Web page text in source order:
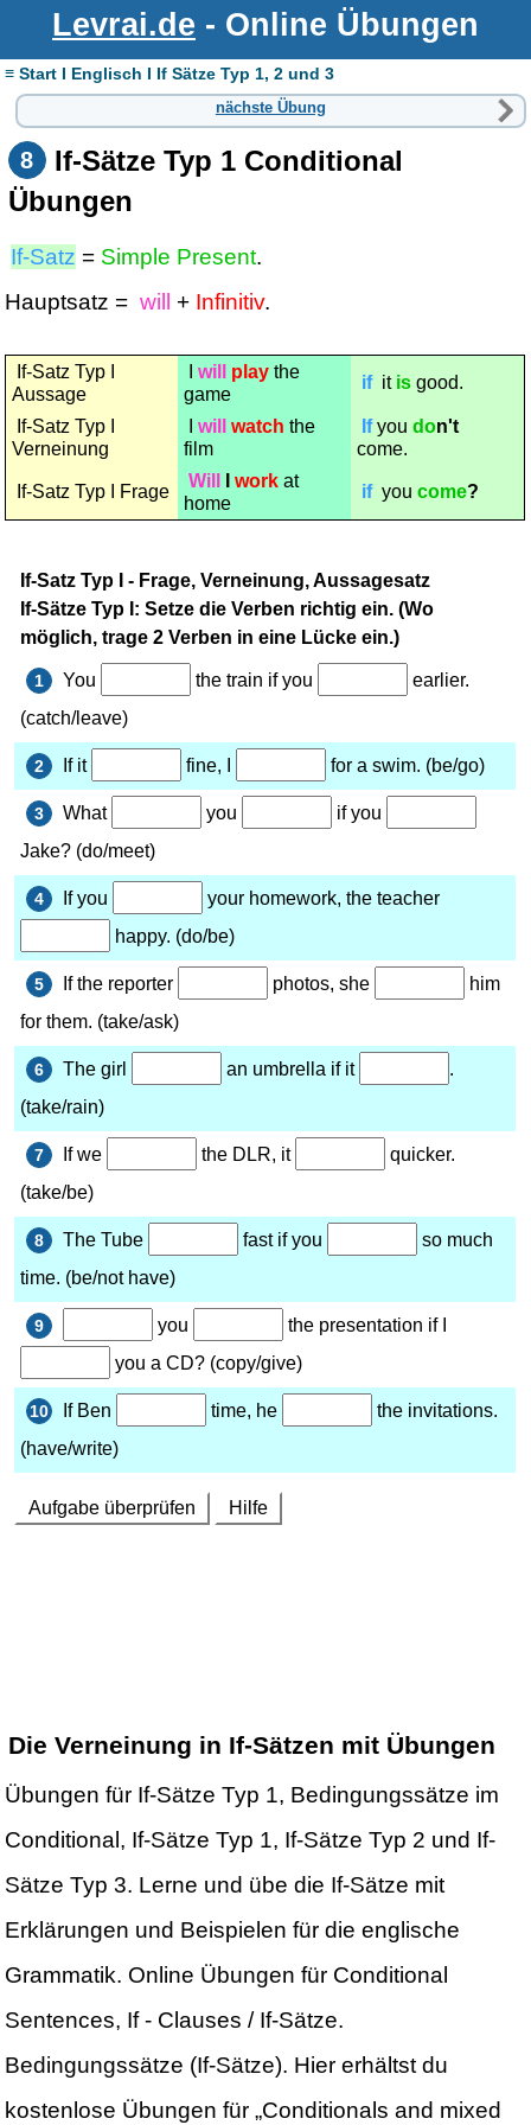
Levrai.de - Online Übungen
≡ Start I Englisch I If Sätze Typ 1, 2 und 3
nächste Übung
8 If-Sätze Typ 1 Conditional
Übungen
If-Satz = Simple Present.
Hauptsatz =will + Infinitiv.
If-Satz Typ I
Aussage
Iwill play the
game
ifit is good.
If-Satz Typ I
Verneinung
Iwill watch the
film
Ifyoudon't
come.
If-Satz Typ I Frage
Will Iwork at
home
ifyoucome?
Die Verneinung in If-Sätzen mit Übungen
Übungen für If-Sätze Typ 1, Bedingungssätze im
Conditional, If-Sätze Typ 1, If-Sätze Typ 2 und If-
Sätze Typ 3. Lerne und übe die If-Sätze mit
Erklärungen und Beispielen für die englische
Grammatik. Online Übungen für Conditional
Sentences, If - Clauses / If-Sätze.
Bedingungssätze (If-Sätze). Hier erhältst du
kostenlose Übungen für „Conditionals and mixed